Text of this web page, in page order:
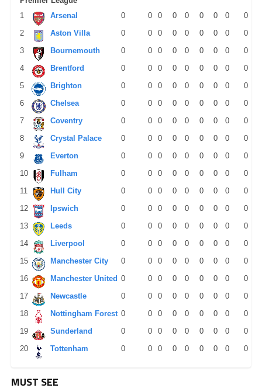
1
Arsenal 0 0 0 0 0 0 0 0
0
2
Aston Villa 0 0 0 0 0 0 0 0
0
3
Bournemouth 0 0 0 0 0 0 0 0
0
4
Brentford 0 0 0 0 0 0 0 0
0
5
Brighton 0 0 0 0 0 0 0 0
0
6
Chelsea 0 0 0 0 0 0 0 0
0
7
Coventry 0 0 0 0 0 0 0 0
0
8
Crystal Palace 0 0 0 0 0 0 0 0
0
9
Everton 0 0 0 0 0 0 0 0
0
10
Fulham 0 0 0 0 0 0 0 0
0
11
Hull City 0 0 0 0 0 0 0 0
0
12
Ipswich 0 0 0 0 0 0 0 0
0
13
Leeds 0 0 0 0 0 0 0 0
0
14
Liverpool 0 0 0 0 0 0 0 0
0
15
Manchester City 0 0 0 0 0 0 0 0
0
16
Manchester United 0 0 0 0 0 0 0 0
0
17
Newcastle 0 0 0 0 0 0 0 0
0
18
Nottingham Forest 0 0 0 0 0 0 0 0
0
19
Sunderland 0 0 0 0 0 0 0 0
0
20
Tottenham 0 0 0 0 0 0 0 0 0
MUST SEE